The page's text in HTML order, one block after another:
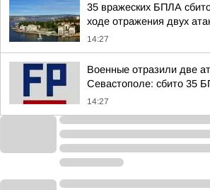
35 вражеских БПЛА
ходе отражения двух
14:27
Военные отразили две
Севастополе: сбито 35
14:27